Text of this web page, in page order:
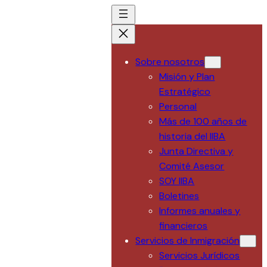
Sobre nosotros
Misión y Plan
Estratégico
Personal
Más de 100 años de
historia del IIBA
Junta Directiva y
Comité Asesor
SOY IIBA
Boletines
Informes anuales y
financieros
Servicios de Inmigración
Servicios Jurídicos